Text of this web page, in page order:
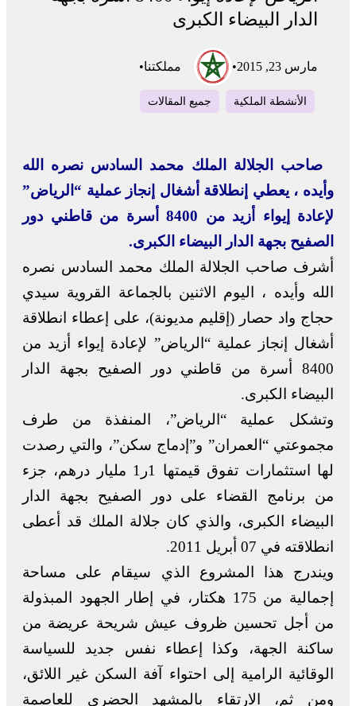
الدار البيضاء الكبرى
مارس 23, 2015 • مملكتنا•
الأنشطة الملكية جميع المقالات
صاحب الجلالة الملك محمد السادس نصره الله
وأيده ، يعطي إنطلاقة أشغال إنجاز عملية “الرياض”
لإعادة إيواء أزيد من 8400 أسرة من قاطني دور
الصفيح بجهة الدار البيضاء الكبرى.
أشرف صاحب الجلالة الملك محمد السادس نصره
الله وأيده ، اليوم الاثنين بالجماعة القروية سيدي
حجاج واد حصار (إقليم مديونة)، على إعطاء انطلاقة
أشغال إنجاز عملية “الرياض” لإعادة إيواء أزيد من
8400 أسرة من قاطني دور الصفيح بجهة الدار
البيضاء الكبرى.
وتشكل عملية “الرياض”، المنفذة من طرف
مجموعتي “العمران” و”إدماج سكن”، والتي رصدت
لها استثمارات تفوق قيمتها 1ر1 مليار درهم، جزء
من برنامج القضاء على دور الصفيح بجهة الدار
البيضاء الكبرى، والذي كان جلالة الملك قد أعطى
انطلاقته في 07 أبريل 2011.
ويندرج هذا المشروع الذي سيقام على مساحة
إجمالية من 175 هكتار، في إطار الجهود المبذولة
من أجل تحسين ظروف عيش شريحة عريضة من
ساكنة الجهة، وكذا إعطاء نفس جديد للسياسة
الوقائية الرامية إلى احتواء آفة السكن غير اللائق،
ومن ثم، الارتقاء بالمشهد الحضري للعاصمة